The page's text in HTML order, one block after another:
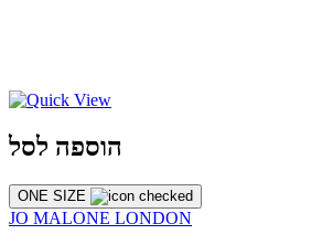
הוספה לסל
ONE SIZE
JO MALONE LONDON